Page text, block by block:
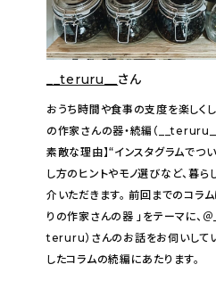
__teruru__ さん
おうち時間や食事の支度を楽しく
の作家さんの器・続編（
素敵な理由】“インスタグラムでつ
し方のヒントやモノ選びなど、暮
介いただきます。 前回までのコラ
りの作家さんの器 」をテーマに、
teruru）さんのお話をお伺いして
したコラムの続編にあたります。